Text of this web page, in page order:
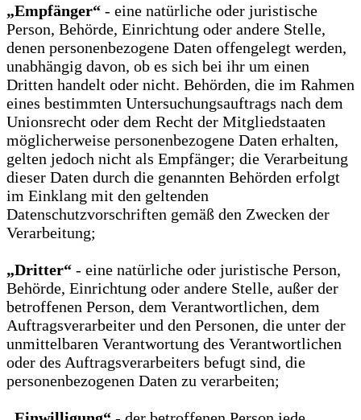
„Empfänger“ - eine natürliche oder juristische
Person, Behörde, Einrichtung oder andere Stelle,
denen personenbezogene Daten offengelegt werden,
unabhängig davon, ob es sich bei ihr um einen
Dritten handelt oder nicht. Behörden, die im Rahmen
eines bestimmten Untersuchungsauftrags nach dem
Unionsrecht oder dem Recht der Mitgliedstaaten
möglicherweise personenbezogene Daten erhalten,
gelten jedoch nicht als Empfänger; die Verarbeitung
dieser Daten durch die genannten Behörden erfolgt
im Einklang mit den geltenden
Datenschutzvorschriften gemäß den Zwecken der
Verarbeitung;
„Dritter“ - eine natürliche oder juristische Person,
Behörde, Einrichtung oder andere Stelle, außer der
betroffenen Person, dem Verantwortlichen, dem
Auftragsverarbeiter und den Personen, die unter der
unmittelbaren Verantwortung des Verantwortlichen
oder des Auftragsverarbeiters befugt sind, die
personenbezogenen Daten zu verarbeiten;